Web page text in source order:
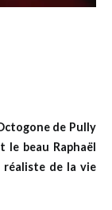
de Pully
beau Raphaël
réaliste de la vie